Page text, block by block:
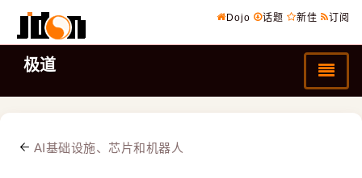
Dojo 话题 新佳 订阅
极道
AI基础设施、芯片和机器人